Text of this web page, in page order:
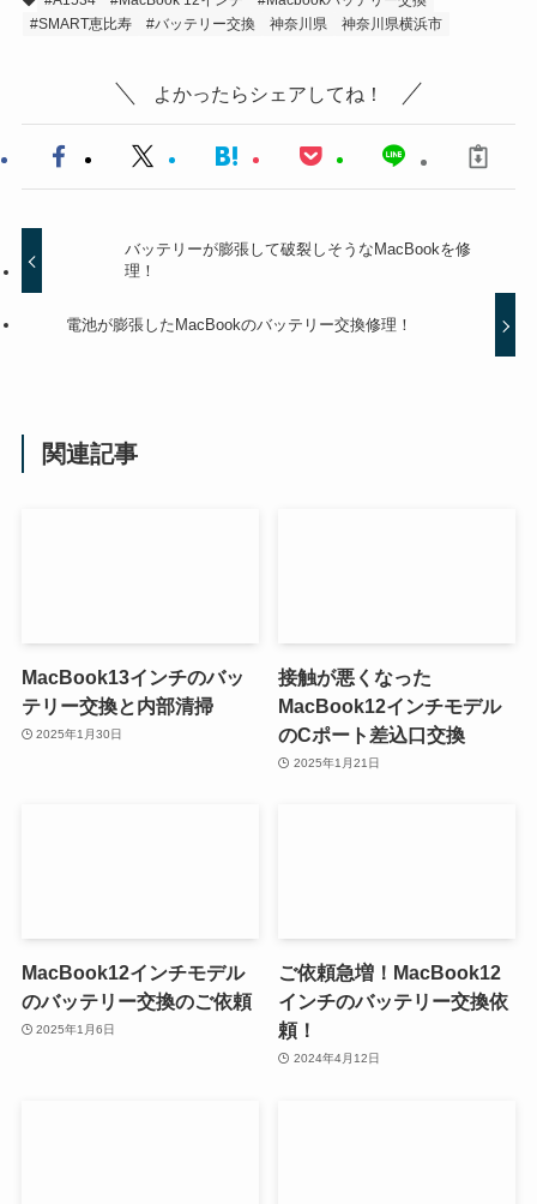
#SMART恵比寿
#バッテリー交換 神奈川県 神奈川県横浜市
よかったらシェアしてね！
バッテリーが膨張して破裂しそうなMacBookを修
理！
電池が膨張したMacBookのバッテリー交換修理！
関連記事
MacBook13インチのバッ
テリー交換と内部清掃
2025年1月30日
接触が悪くなった
MacBook12インチモデル
のCポート差込口交換
2025年1月21日
MacBook12インチモデル
のバッテリー交換のご依頼
2025年1月6日
ご依頼急増！MacBook12
インチのバッテリー交換依
頼！
2024年4月12日